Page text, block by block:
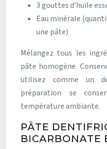
3 gouttes d’huile
Eau minérale
une pâte)
Mélangez tous les
pâte homogène.
utilisez comme un
préparation se
température ambiante.
PÂTE
BICARBONATE